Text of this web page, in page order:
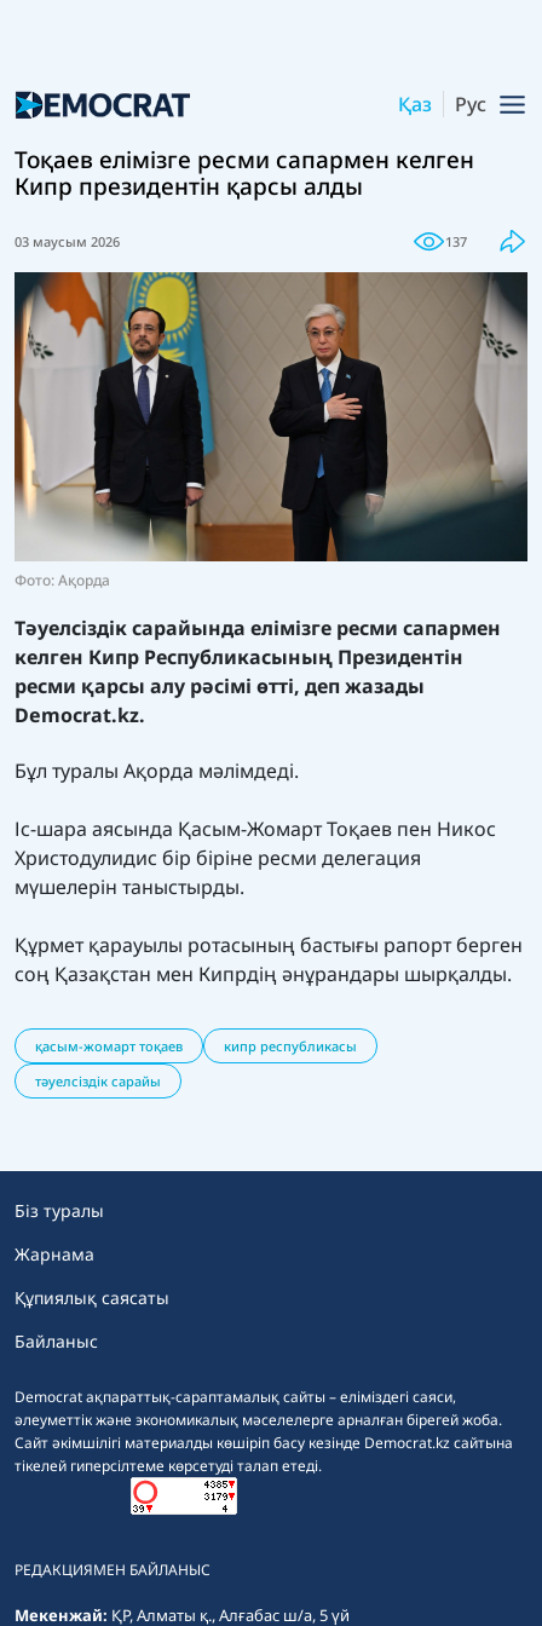
Қаз Рус
Тоқаев елімізге ресми сапармен келген
Кипр президентін қарсы алды
03 маусым 2026 137
Фото: Ақорда
Тәуелсіздік сарайында елімізге ресми сапармен
келген Кипр Республикасының Президентін
ресми қарсы алу рәсімі өтті, деп жазады
Democrat.kz.
Бұл туралы Ақорда мәлімдеді.
Іс-шара аясында Қасым-Жомарт Тоқаев пен Никос
Христодулидис бір біріне ресми делегация
мүшелерін таныстырды.
Құрмет қарауылы ротасының бастығы рапорт берген
соң Қазақстан мен Кипрдің әнұрандары шырқалды.
қасым-жомарт тоқаев
кипр республикасы
тәуелсіздік сарайы
Democrat ақпараттық-сараптамалық сайты – еліміздегі саяси,
әлеуметтік және экономикалық мәселелерге арналған бірегей жоба.
Сайт әкімшілігі материалды көшіріп басу кезінде Democrat.kz сайтына
тікелей гиперсілтеме көрсетуді талап етеді.
Біз туралы
Жарнама
Құпиялық саясаты
Байланыс
РЕДАКЦИЯМЕН БАЙЛАНЫС
Мекенжай: ҚР, Алматы қ., Алғабас ш/а, 5 үй